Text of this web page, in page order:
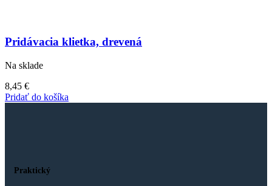
Pridávacia klietka, drevená
Na sklade
8,45 €
Pridať do košíka
Praktický